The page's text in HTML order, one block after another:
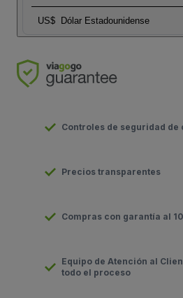
US$ Dólar Estadounidense
Controles de seguridad de
Precios transparentes
Compras con garantía al
Equipo de Atención al
todo el proceso